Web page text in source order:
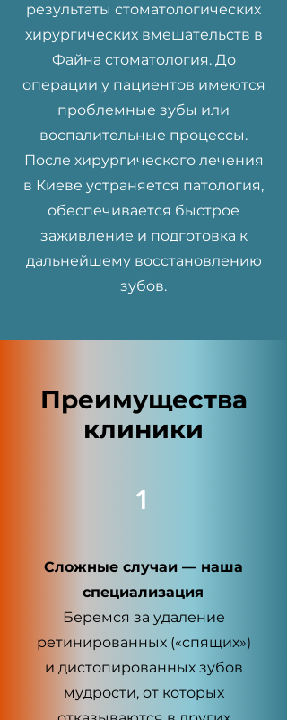
результаты стоматологических
хирургических вмешательств в
Файна стоматология. До
операции у пациентов имеются
проблемные зубы или
воспалительные процессы.
После хирургического лечения
в Киеве устраняется патология,
обеспечивается быстрое
заживление и подготовка к
дальнейшему восстановлению
зубов.
Преимущества
клиники
1
Сложные случаи — наша
специализация
Беремся за удаление
ретинированных («спящих»)
и дистопированных зубов
мудрости, от которых